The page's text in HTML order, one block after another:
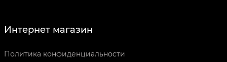
Интернет магазин
Политика конфиденциальности